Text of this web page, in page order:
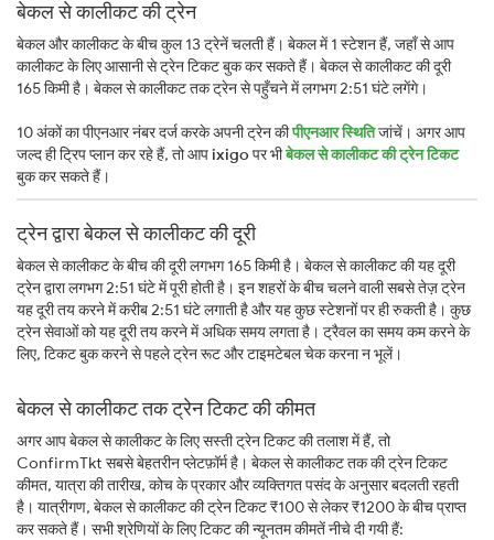
बेकल से कालीकट की ट्रेन
बेकल और कालीकट के बीच कुल 13 ट्रेनें चलती हैं। बेकल में 1 स्टेशन हैं, जहाँ से आप
कालीकट के लिए आसानी से ट्रेन टिकट बुक कर सकते हैं। बेकल से कालीकट की दूरी
165 किमी है। बेकल से कालीकट तक ट्रेन से पहुँचने में लगभग 2:51 घंटे लगेंगे।
10 अंकों का पीएनआर नंबर दर्ज करके अपनी ट्रेन कीपीएनआर स्थितिजांचें। अगर आप
जल्द ही ट्रिप प्लान कर रहे हैं, तो आपixigoपर भीबेकल से कालीकट की ट्रेन टिकट
बुक कर सकते हैं।
ट्रेन द्वारा बेकल से कालीकट की दूरी
बेकल से कालीकट के बीच की दूरी लगभग 165 किमी है। बेकल से कालीकट की यह दूरी
ट्रेन द्वारा लगभग 2:51 घंटे में पूरी होती है। इन शहरों के बीच चलने वाली सबसे तेज़ ट्रेन
यह दूरी तय करने में करीब 2:51 घंटे लगाती है और यह कुछ स्टेशनों पर ही रुकती है। कुछ
ट्रेन सेवाओं को यह दूरी तय करने में अधिक समय लगता है। ट्रैवल का समय कम करने के
लिए, टिकट बुक करने से पहले ट्रेन रूट और टाइमटेबल चेक करना न भूलें।
बेकल से कालीकट तक ट्रेन टिकट की कीमत
अगर आप बेकल से कालीकट के लिए सस्ती ट्रेन टिकट की तलाश में हैं, तो
ConfirmTkt सबसे बेहतरीन प्लेटफ़ॉर्म है। बेकल से कालीकट तक की ट्रेन टिकट
कीमत, यात्रा की तारीख, कोच के प्रकार और व्यक्तिगत पसंद के अनुसार बदलती रहती
है। यात्रीगण, बेकल से कालीकट की ट्रेन टिकट ₹100 से लेकर ₹1200 के बीच प्राप्त
कर सकते हैं। सभी श्रेणियों के लिए टिकट की न्यूनतम कीमतें नीचे दी गयी हैं: